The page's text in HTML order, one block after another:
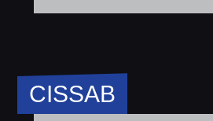
CISSAB